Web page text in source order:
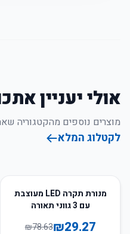
אולי יעניין
מוצרים נוספים מהקטגוריה
לקטלוג המלא
63%
מנורת תקרה LED מעוצבת
עם 3 גווני תאורה
₪29.27
₪78.63